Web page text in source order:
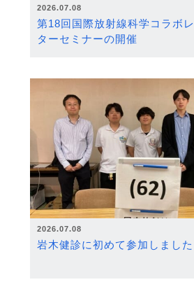
2026.07.08
第18回国際放射線科学コラボ
ターセミナーの開催
2026.07.08
岩木健診に初めて参加しました